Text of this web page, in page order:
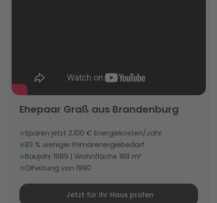
Ehepaar Graß aus Brandenburg
Sparen jetzt 2.100 € Energiekosten/Jahr
83 % weniger Primärenergiebedarf
Baujahr 1989 | Wohnfläche 188 m²
Ölheizung von 1990
Jetzt für Ihr Haus prüfen